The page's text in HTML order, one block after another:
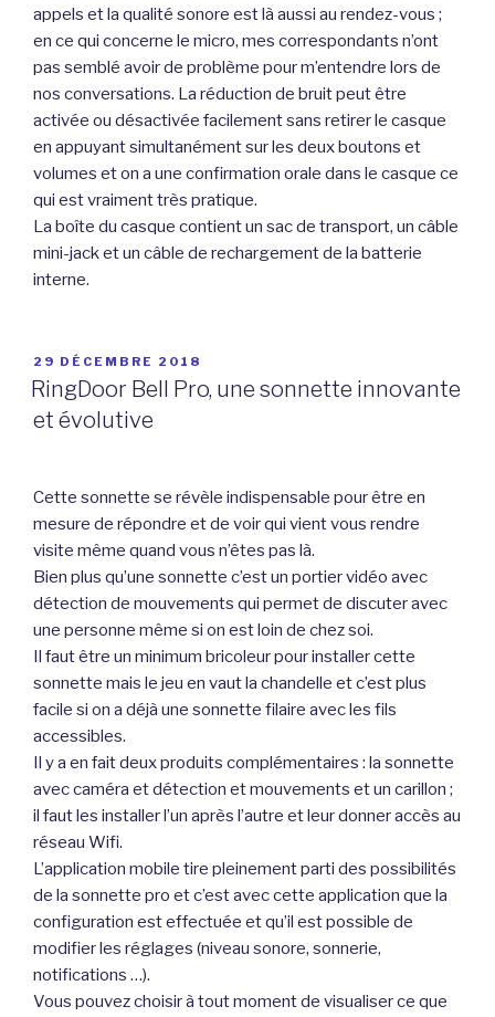
appels et la qualité sonore est là aussi au rendez-vous ;
en ce qui concerne le micro, mes correspondants n’ont
pas semblé avoir de problème pour m’entendre lors de
nos conversations. La réduction de bruit peut être
activée ou désactivée facilement sans retirer le casque
en appuyant simultanément sur les deux boutons et
volumes et on a une confirmation orale dans le casque ce
qui est vraiment très pratique.
La boîte du casque contient un sac de transport, un câble
mini-jack et un câble de rechargement de la batterie
interne.
PUBLIÉ
LE
29 DÉCEMBRE 2018
RingDoor Bell Pro, une sonnette innovante
et évolutive
Cette sonnette se révèle indispensable pour être en
mesure de répondre et de voir qui vient vous rendre
visite même quand vous n’êtes pas là.
Bien plus qu’une sonnette c’est un portier vidéo avec
détection de mouvements qui permet de discuter avec
une personne même si on est loin de chez soi.
Il faut être un minimum bricoleur pour installer cette
sonnette mais le jeu en vaut la chandelle et c’est plus
facile si on a déjà une sonnette filaire avec les fils
accessibles.
Il y a en fait deux produits complémentaires : la sonnette
avec caméra et détection et mouvements et un carillon ;
il faut les installer l’un après l’autre et leur donner accès au
réseau Wifi.
L’application mobile tire pleinement parti des possibilités
de la sonnette pro et c’est avec cette application que la
configuration est effectuée et qu’il est possible de
modifier les réglages (niveau sonore, sonnerie,
notifications …).
Vous pouvez choisir à tout moment de visualiser ce que